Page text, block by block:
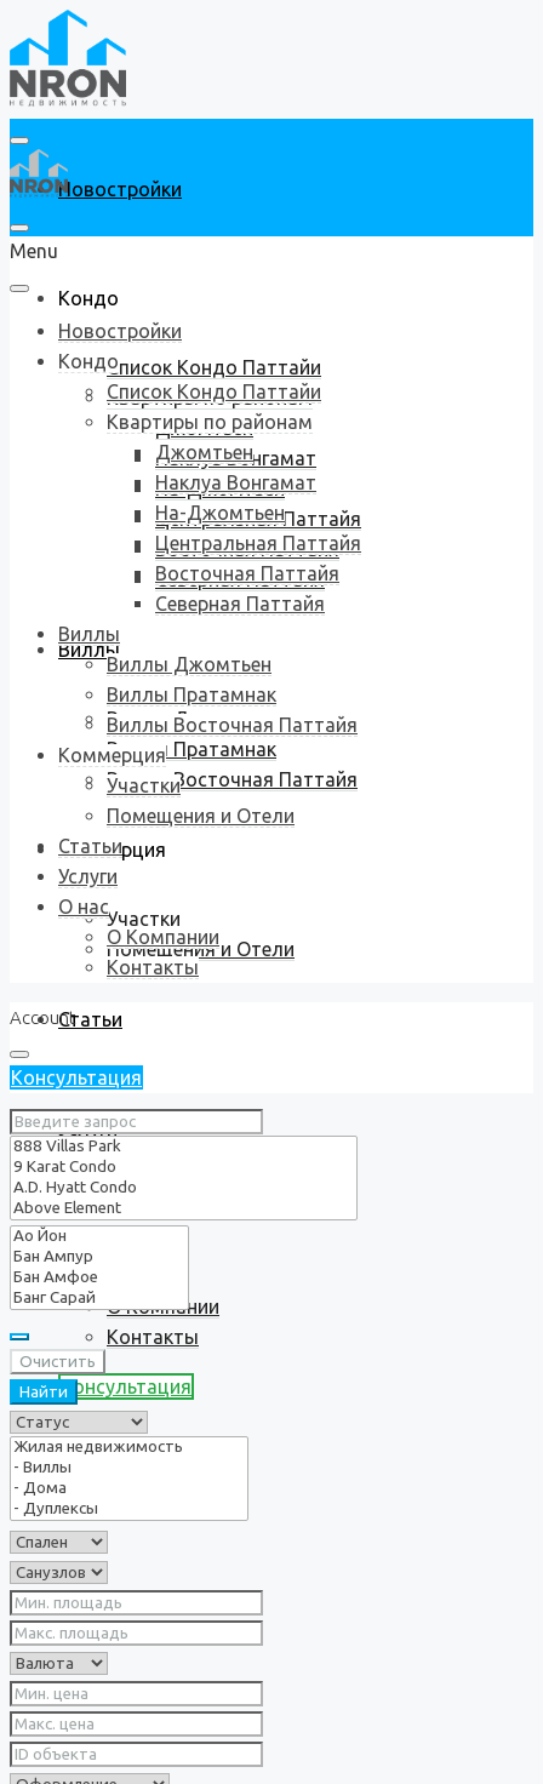
Новостройки
Кондо
Список Кондо Паттайи
Квартиры по районам
Джомтьен
Наклуа Вонгамат
На-Джомтьен
Центральная Паттайя
Восточная Паттайя
Северная Паттайя
Виллы
Виллы Джомтьен
Виллы Пратамнак
Виллы Восточная Паттайя
Коммерция
Участки
Помещения и Отели
Статьи
Услуги
О нас
О Компании
Контакты
Консультация
Menu
Новостройки
Кондо
Список Кондо Паттайи
Квартиры по районам
Джомтьен
Наклуа Вонгамат
На-Джомтьен
Центральная Паттайя
Восточная Паттайя
Северная Паттайя
Виллы
Виллы Джомтьен
Виллы Пратамнак
Виллы Восточная Паттайя
Коммерция
Участки
Помещения и Отели
Статьи
Услуги
О нас
О Компании
Контакты
Account
Консультация
Очистить
Найти